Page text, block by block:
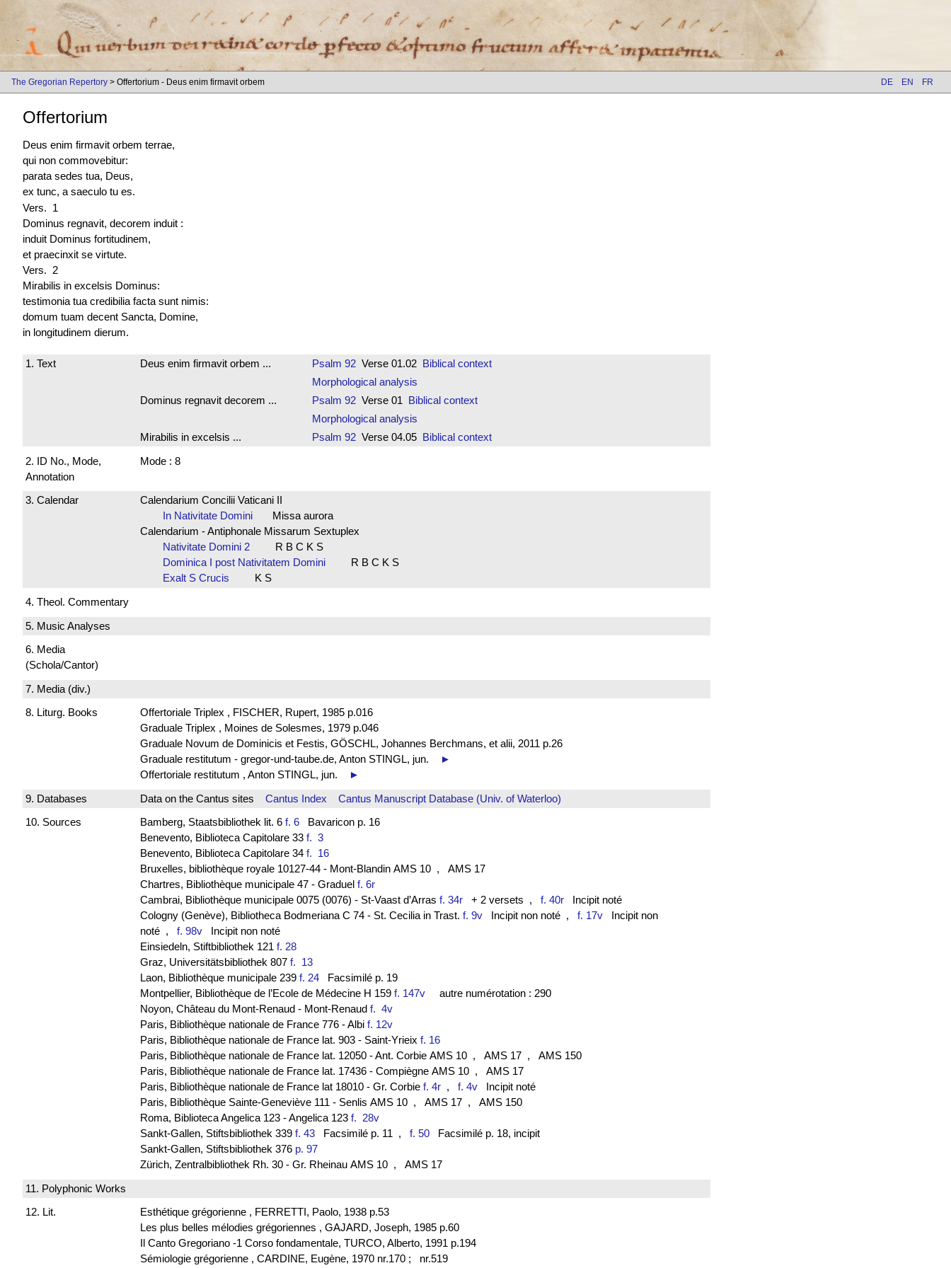
The Gregorian Repertory > Offertorium - Deus enim firmavit orbem DE EN FR
Offertorium
Deus enim firmavit orbem terrae,
qui non commovebitur:
parata sedes tua, Deus,
ex tunc, a saeculo tu es.
Vers. 1
Dominus regnavit, decorem induit :
induit Dominus fortitudinem,
et praecinxit se virtute.
Vers. 2
Mirabilis in excelsis Dominus:
testimonia tua credibilia facta sunt nimis:
domum tuam decent Sancta, Domine,
in longitudinem dierum.
1. Text Deus enim firmavit orbem ... Psalm 92Verse 01.02 Biblical context
Morphological analysis
Dominus regnavit decorem ...
Psalm 92Verse 01 Biblical context
Morphological analysis
Mirabilis in excelsis ...
Psalm 92Verse 04.05 Biblical context
2. ID No., Mode,
Annotation
Mode : 8
3. Calendar
Calendarium Concilii Vaticani II
In Nativitate Domini
Missa aurora
Calendarium - Antiphonale Missarum Sextuplex
Nativitate Domini 2
R B C K S
Dominica I post Nativitatem Domini
R B C K S
Exalt S Crucis
K S
4. Theol. Commentary
5. Music Analyses
6. Media
(Schola/Cantor)
7. Media (div.)
8. Liturg. Books
Offertoriale Triplex , FISCHER, Rupert, 1985 p.016
Graduale Triplex , Moines de Solesmes, 1979 p.046
Graduale Novum de Dominicis et Festis, GÖSCHL, Johannes Berchmans, et alii, 2011 p.26
Graduale restitutum - gregor-und-taube.de, Anton STINGL, jun.
►
Offertoriale restitutum , Anton STINGL, jun.
►
9. Databases
Data on the Cantus sites Cantus Index
Cantus Manuscript Database (Univ. of Waterloo)
10. Sources
Bamberg, Staatsbibliothek lit. 6 f. 6Bavaricon p. 16
Benevento, Biblioteca Capitolare 33 f. 3
Benevento, Biblioteca Capitolare 34 f. 16
Bruxelles, bibliothèque royale 10127-44 - Mont-Blandin AMS 10, AMS 17
Chartres, Bibliothèque municipale 47 - Graduel f. 6r
Cambrai, Bibliothèque municipale 0075 (0076) - St-Vaast d’Arras f. 34r+ 2 versets , f. 40rIncipit noté
Cologny (Genève), Bibliotheca Bodmeriana C 74 - St. Cecilia in Trast. f. 9vIncipit non noté, f. 17vIncipit non
noté, f. 98vIncipit non noté
Einsiedeln, Stiftbibliothek 121 f. 28
Graz, Universitätsbibliothek 807 f. 13
Laon, Bibliothèque municipale 239 f. 24Facsimilé p. 19
Montpellier, Bibliothèque de l’Ecole de Médecine H 159 f. 147vautre numérotation : 290
Noyon, Château du Mont-Renaud - Mont-Renaud f. 4v
Paris, Bibliothèque nationale de France 776 - Albi f. 12v
Paris, Bibliothèque nationale de France lat. 903 - Saint-Yrieix f. 16
Paris, Bibliothèque nationale de France lat. 12050 - Ant. Corbie AMS 10, AMS 17, AMS 150
Paris, Bibliothèque nationale de France lat. 17436 - Compiègne AMS 10, AMS 17
Paris, Bibliothèque nationale de France lat 18010 - Gr. Corbie f. 4r, f. 4vIncipit noté
Paris, Bibliothèque Sainte-Geneviève 111 - Senlis AMS 10, AMS 17, AMS 150
Roma, Biblioteca Angelica 123 - Angelica 123 f. 28v
Sankt-Gallen, Stiftsbibliothek 339 f. 43Facsimilé p. 11 , f. 50Facsimilé p. 18, incipit
Sankt-Gallen, Stiftsbibliothek 376 p. 97
Zürich, Zentralbibliothek Rh. 30 - Gr. Rheinau AMS 10, AMS 17
11. Polyphonic Works
12. Lit.
Esthétique grégorienne , FERRETTI, Paolo, 1938 p.53
Les plus belles mélodies grégoriennes , GAJARD, Joseph, 1985 p.60
Il Canto Gregoriano -1 Corso fondamentale, TURCO, Alberto, 1991 p.194
Sémiologie grégorienne , CARDINE, Eugène, 1970 nr.170 ;
nr.519